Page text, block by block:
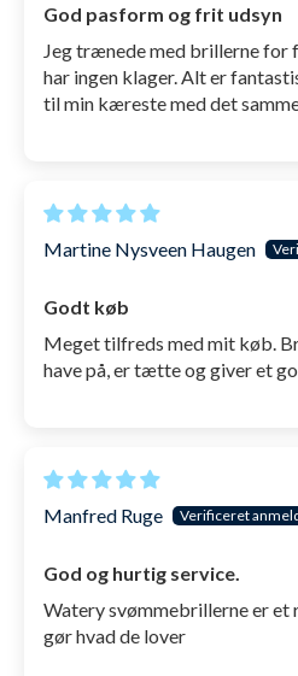
brillerne rigtigt - uden
unødvendigt.
sig, så de rigtigt bliver
de typiske hårde
kan gøre stort set
Kommer med en
pose, som du kan
før og efter brug.
hver øjekop er 4,8 cm
både bruges i svømmehallen
denne fås Kelvin modellen
flere farver. Det er helt
God pasform og frit udsyn
Jeg trænede med brillerne for
har ingen klager. Alt er
til min kæreste med det samme
Martine Nysveen Haugen
Godt køb
Meget tilfreds med mit køb.
have på, er tætte og giver et
Manfred Ruge
God og hurtig service.
Watery svømmebrillerne er
gør hvad de lover